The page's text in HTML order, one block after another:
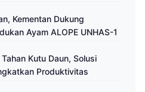
Kementan Dukung
Ayam ALOPE UNHAS-1
Kutu Daun, Solusi
Produktivitas